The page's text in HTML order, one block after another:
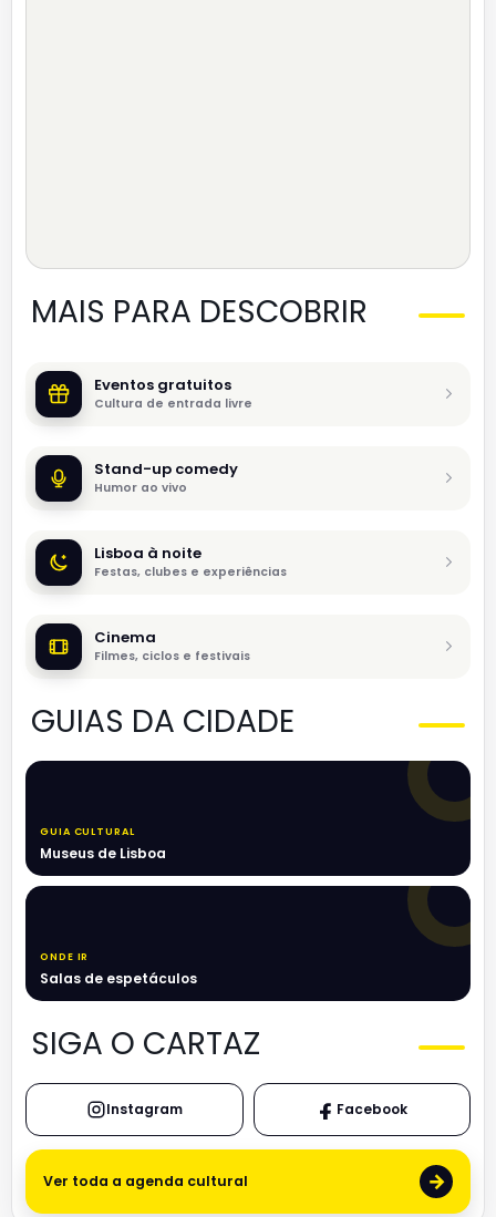
MAIS PARA DESCOBRIR
Eventos gratuitos
Cultura de entrada livre
Stand-up comedy
Humor ao vivo
Lisboa à noite
Festas, clubes e experiências
Cinema
Filmes, ciclos e festivais
GUIAS DA CIDADE
GUIA CULTURAL
Museus de Lisboa
ONDE IR
Salas de espetáculos
SIGA O CARTAZ
Instagram Facebook
Ver toda a agenda cultural →